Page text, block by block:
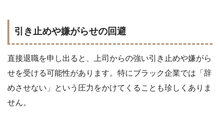
引き止めや嫌がらせの回避
直接退職を申し出ると、上司からの強い引き止めや嫌がら
せを受ける可能性があります。特にブラック企業では「辞
めさせない」という圧力をかけてくることも珍しくありま
せん。